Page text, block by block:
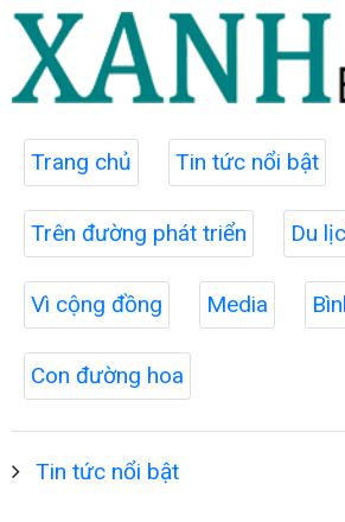
Trang chủ Tin tức nổi bật
Trên đường phát triển Du
Vì cộng đồng Media
Con đường hoa
Tin tức nổi bật